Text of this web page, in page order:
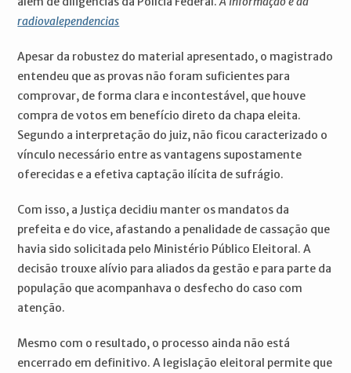
radiovalependencias
Apesar da robustez do material apresentado, o magistrado
entendeu que as provas não foram suficientes para
comprovar, de forma clara e incontestável, que houve
compra de votos em benefício direto da chapa eleita.
Segundo a interpretação do juiz, não ficou caracterizado o
vínculo necessário entre as vantagens supostamente
oferecidas e a efetiva captação ilícita de sufrágio.
Com isso, a Justiça decidiu manter os mandatos da
prefeita e do vice, afastando a penalidade de cassação que
havia sido solicitada pelo Ministério Público Eleitoral. A
decisão trouxe alívio para aliados da gestão e para parte da
população que acompanhava o desfecho do caso com
atenção.
Mesmo com o resultado, o processo ainda não está
encerrado em definitivo. A legislação eleitoral permite que